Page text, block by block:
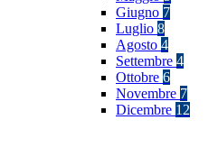
Giugno 7
Luglio 8
Agosto 4
Settembre 4
Ottobre 6
Novembre 7
Dicembre 12